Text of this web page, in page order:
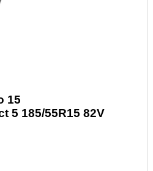
15
5 185/55R15 82V